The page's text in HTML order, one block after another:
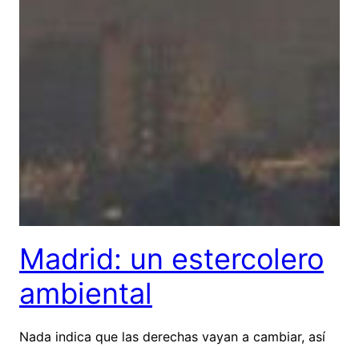
Madrid: un estercolero
ambiental
Nada indica que las derechas vayan a cambiar, así